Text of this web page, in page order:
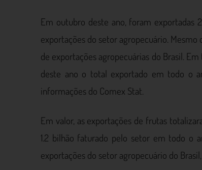
Em outubro deste ano, foram exportadas
exportações do setor agropecuário.
de exportações agropecuárias do Brasil.
deste ano o total exportado em todo o
informações do Comex Stat.
Em valor, as exportações de frutas
1.2 bilhão faturado pelo setor em todo o
exportações do setor agropecuário do